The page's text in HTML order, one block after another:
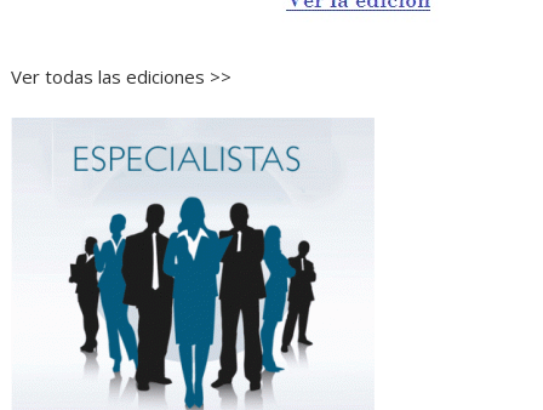
Ver todas las ediciones >>